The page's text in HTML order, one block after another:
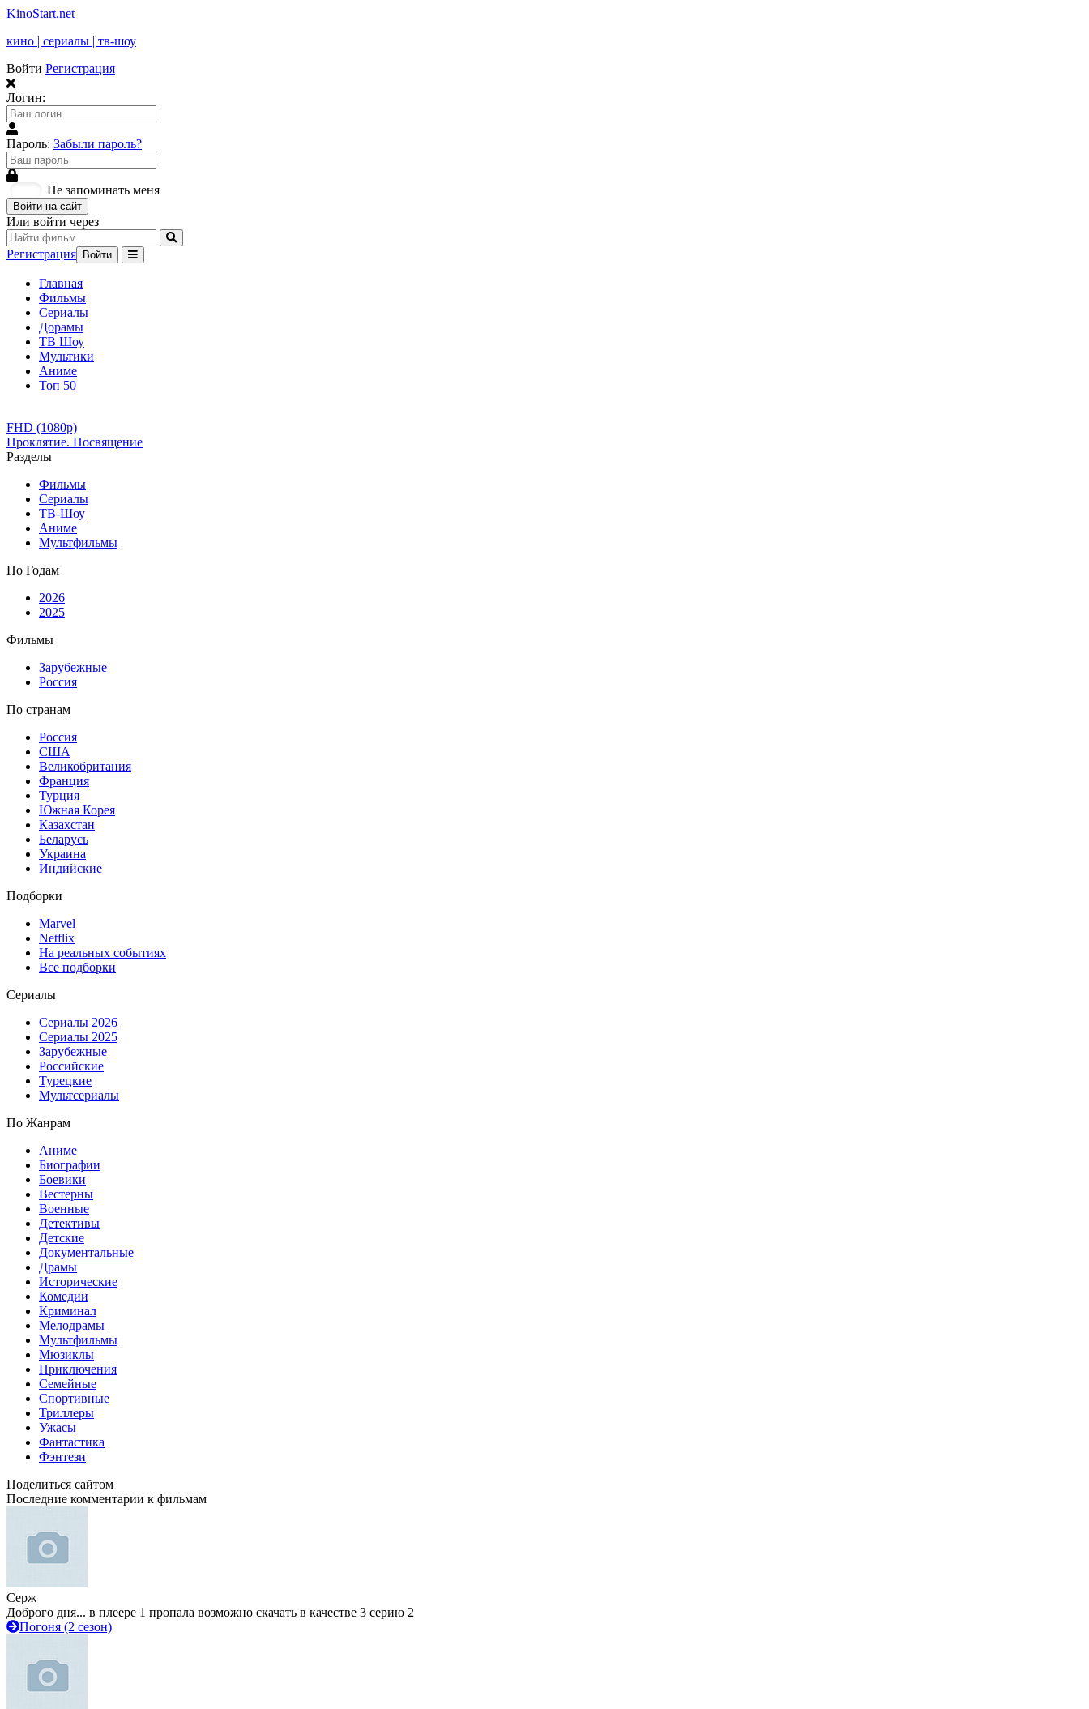
KinoStart.net
кино | сериалы | тв-шоу
Войти Регистрация
Логин:
Пароль: Забыли пароль?
Не запоминать меня
Войти на сайт
Или войти через
Регистрация Войти
Главная
Фильмы
Сериалы
Дорамы
ТВ Шоу
Мультики
Аниме
Топ 50
FHD (1080p)
Проклятие. Посвящение
Разделы
Фильмы
Сериалы
ТВ-Шоу
Аниме
Мультфильмы
По Годам
2026
2025
Фильмы
Зарубежные
Россия
По странам
Россия
США
Великобритания
Франция
Турция
Южная Корея
Казахстан
Беларусь
Украина
Индийские
Подборки
Marvel
Netflix
На реальных событиях
Все подборки
Сериалы
Сериалы 2026
Сериалы 2025
Зарубежные
Российские
Турецкие
Мультсериалы
По Жанрам
Аниме
Биографии
Боевики
Вестерны
Военные
Детективы
Детские
Документальные
Драмы
Исторические
Комедии
Криминал
Мелодрамы
Мультфильмы
Мюзиклы
Приключения
Семейные
Спортивные
Триллеры
Ужасы
Фантастика
Фэнтези
Поделиться сайтом
Последние комментарии к фильмам
Серж
Доброго дня... в плеере 1 пропала возможно скачать в качестве 3 серию 2
Погоня (2 сезон)